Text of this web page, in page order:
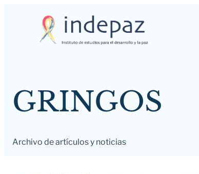
GRINGOS
Archivo de artículos y noticias